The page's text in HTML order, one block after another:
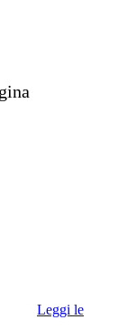
Leggi le